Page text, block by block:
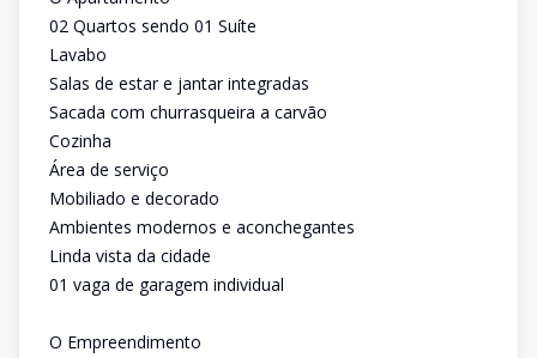
02 Quartos sendo 01 Suíte
Lavabo
Salas de estar e jantar integradas
Sacada com churrasqueira a carvão
Cozinha
Área de serviço
Mobiliado e decorado
Ambientes modernos e aconchegantes
Linda vista da cidade
01 vaga de garagem individual
O Empreendimento